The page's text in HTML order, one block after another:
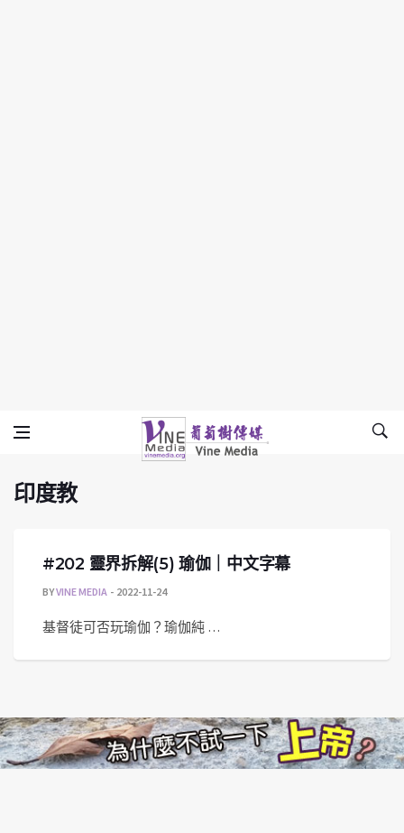
印度教
Vine Media
葡萄樹傳媒
印度教
#202 靈界拆解(5) 瑜伽｜中文字幕
BYVINE MEDIA 2022-11-24
基督徒可否玩瑜伽？瑜伽純 …